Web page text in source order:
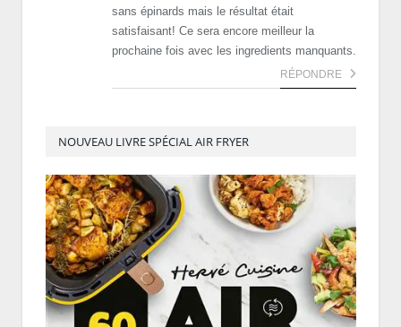
sans épinards mais le résultat était
satisfaisant! Ce sera encore meilleur la
prochaine fois avec les ingredients manquants.
RÉPONDRE
NOUVEAU LIVRE SPÉCIAL AIR FRYER